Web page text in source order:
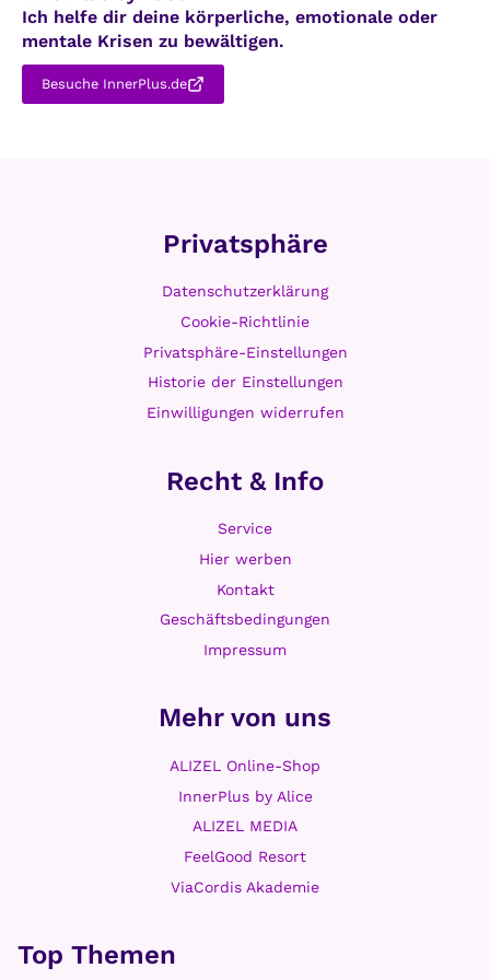
Ich helfe dir deine körperliche, emotionale oder
mentale Krisen zu bewältigen.
Besuche InnerPlus.de
Top Themen
Mehr von uns
ALIZEL Online-Shop
InnerPlus by Alice
ALIZEL MEDIA
FeelGood Resort
ViaCordis Akademie
Recht & Info
Service
Hier werben
Kontakt
Geschäftsbedingungen
Impressum
Privatsphäre
Datenschutzerklärung
Cookie-Richtlinie
Privatsphäre-Einstellungen
Historie der Einstellungen
Einwilligungen widerrufen